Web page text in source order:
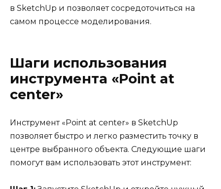
в SketchUp и позволяет сосредоточиться на
самом процессе моделирования.
Шаги использования
инструмента «Point at
center»
Инструмент «Point at center» в SketchUp
позволяет быстро и легко разместить точку в
центре выбранного объекта. Следующие шаги
помогут вам использовать этот инструмент: